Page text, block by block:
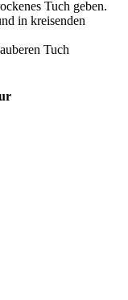
Tuch geben.
in kreisenden
Tuch